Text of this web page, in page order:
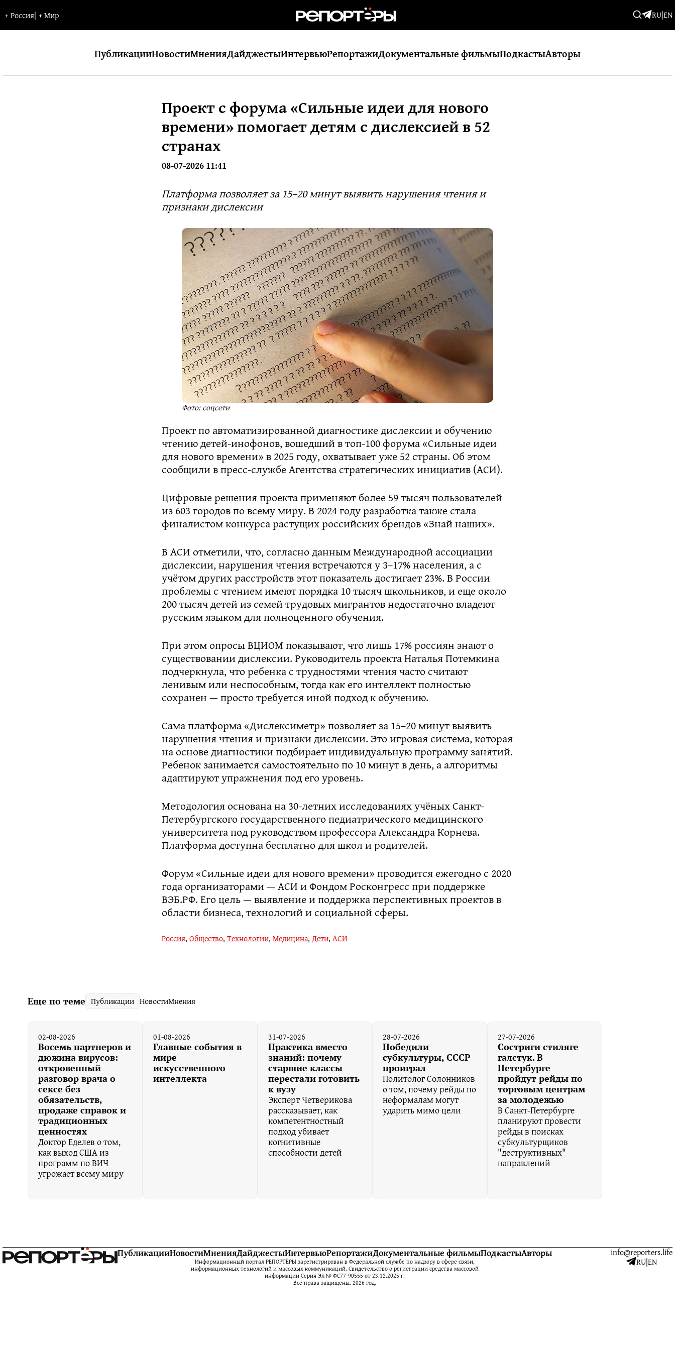
+Россия| +Мир RU|EN
ПубликацииНовостиМненияДайджестыИнтервьюРепортажиДокументальные фильмыПодкастыАвторы
Проект с форума «Сильные идеи для нового
времени» помогает детям с дислексией в 52
странах
08-07-2026 11:41
Платформа позволяет за 15–20 минут выявить нарушения чтения и
признаки дислексии
Фото: соцсети
Проект по автоматизированной диагностике дислексии и обучению
чтению детей-инофонов, вошедший в топ-100 форума «Сильные идеи
для нового времени» в 2025 году, охватывает уже 52 страны. Об этом
сообщили в пресс-службе Агентства стратегических инициатив (АСИ).
Цифровые решения проекта применяют более 59 тысяч пользователей
из 603 городов по всему миру. В 2024 году разработка также стала
финалистом конкурса растущих российских брендов «Знай наших».
В АСИ отметили, что, согласно данным Международной ассоциации
дислексии, нарушения чтения встречаются у 3–17% населения, а с
учётом других расстройств этот показатель достигает 23%. В России
проблемы с чтением имеют порядка 10 тысяч школьников, и еще около
200 тысяч детей из семей трудовых мигрантов недостаточно владеют
русским языком для полноценного обучения.
При этом опросы ВЦИОМ показывают, что лишь 17% россиян знают о
существовании дислексии. Руководитель проекта Наталья Потемкина
подчеркнула, что ребенка с трудностями чтения часто считают
ленивым или неспособным, тогда как его интеллект полностью
сохранен — просто требуется иной подход к обучению.
Сама платформа «Дислексиметр» позволяет за 15–20 минут выявить
нарушения чтения и признаки дислексии. Это игровая система, которая
на основе диагностики подбирает индивидуальную программу занятий.
Ребенок занимается самостоятельно по 10 минут в день, а алгоритмы
адаптируют упражнения под его уровень.
Методология основана на 30-летних исследованиях учёных Санкт-
Петербургского государственного педиатрического медицинского
университета под руководством профессора Александра Корнева.
Платформа доступна бесплатно для школ и родителей.
Форум «Сильные идеи для нового времени» проводится ежегодно с 2020
года организаторами — АСИ и Фондом Росконгресс при поддержке
ВЭБ.РФ. Его цель — выявление и поддержка перспективных проектов в
области бизнеса, технологий и социальной сферы.
Россия, Общество, Технологии, Медицина, Дети, АСИ
Еще по теме Публикации НовостиМнения
02-08-2026
Восемь партнеров и
дюжина вирусов:
откровенный
разговор врача о
сексе без
обязательств,
продаже справок и
традиционных
ценностях
Доктор Еделев о том,
как выход США из
программ по ВИЧ
угрожает всему миру
01-08-2026
Главные события в
мире
искусственного
интеллекта
31-07-2026
Практика вместо
знаний: почему
старшие классы
перестали готовить
к вузу
Эксперт Четверикова
рассказывает, как
компетентностный
подход убивает
когнитивные
способности детей
28-07-2026
Победили
субкультуры, СССР
проиграл
Политолог Солонников
о том, почему рейды по
неформалам могут
ударить мимо цели
27-07-2026
Состриги стиляге
галстук. В
Петербурге
пройдут рейды по
торговым центрам
за молодежью
В Санкт-Петербурге
планируют провести
рейды в поисках
субкультурщиков
"деструктивных"
направлений
ПубликацииНовостиМненияДайджестыИнтервьюРепортажиДокументальные фильмыПодкастыАвторы
Информационный портал РЕПОРТЁРЫ зарегистрирован в Федеральной службе по надзору в сфере связи,
информационных технологий и массовых коммуникаций. Свидетельство о регистрации средства массовой
информации Серия Эл № ФС77-90555 от 23.12.2025 г.
Все права защищены. 2026 год.
info@reporters.life
RU|EN